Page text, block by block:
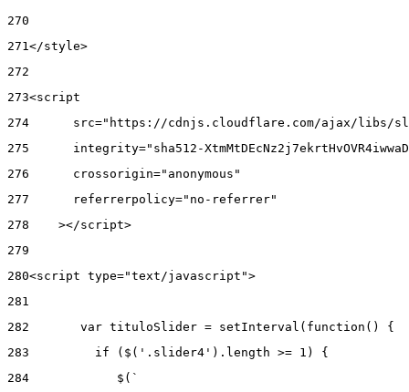
270
271 </style>
272
273<script
274
src="https://cdnjs.cloudflare.com/ajax/libs/
275
integrity="sha512-
276
      crossorigin="anonymous"
277
      referrerpolicy="no-referrer"
278
    ></script>
279
280<script type="text/javascript">
281
282
       var tituloSlider = setInterval(function() {
283
         if ($('.slider4').length >= 1) {
284
            $(`